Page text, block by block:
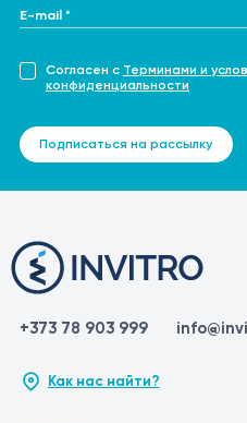
E-mail *
Согласен с Терминами и
конфиденциальности
Подписаться на рассылку
+373 78 903 999
Как нас найти?